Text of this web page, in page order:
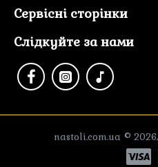
Сервісні сторінки
Слідкуйте за нами
nastoli.com.ua ©